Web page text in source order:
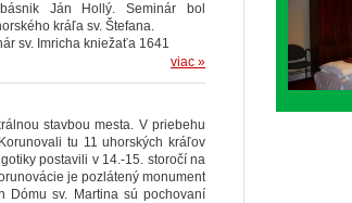
Ján Hollý. Seminár bol
kráľa sv. Štefana.
sv. Imricha kniežaťa 1641
viac »
stavbou mesta. V priebehu
tu 11 uhorských kráľov
postavili v 14.-15. storočí na
je pozlátený monument
Dómu sv. Martina sú pochovaní